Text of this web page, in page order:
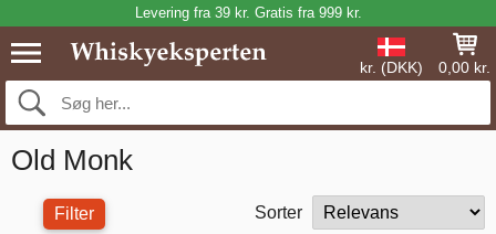
Levering fra 39 kr. Gratis fra 999 kr.
kr. (DKK) 0,00 kr.
Old Monk
Filter Sorter